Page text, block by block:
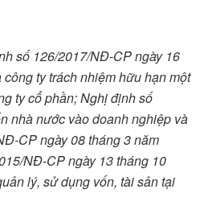
số 126/2017/NĐ-CP ngày 16
ty trách nhiệm hữu hạn một
ty cổ phần; Nghị định số
nhà nước vào doanh nghiệp và
CP ngày 08 tháng 3 năm
NĐ-CP ngày 13 tháng 10
lý, sử dụng vốn, tài sản tại